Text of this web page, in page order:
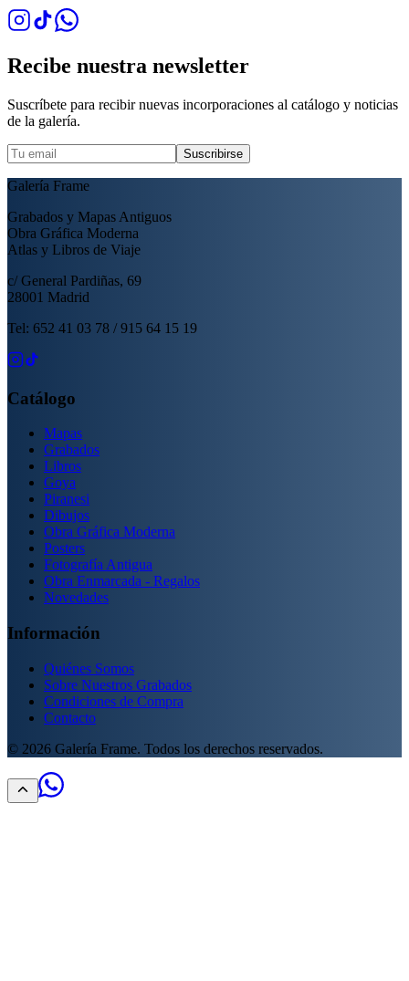
Recibe nuestra newsletter
Suscríbete para recibir nuevas incorporaciones al catálogo y noticias
de la galería.
Suscribirse
Galería Frame
Grabados y Mapas Antiguos
Obra Gráfica Moderna
Atlas y Libros de Viaje
c/ General Pardiñas, 69
28001 Madrid
Tel: 652 41 03 78 / 915 64 15 19
Catálogo
Mapas
Grabados
Libros
Goya
Piranesi
Dibujos
Obra Gráfica Moderna
Posters
Fotografía Antigua
Obra Enmarcada - Regalos
Novedades
Información
Quiénes Somos
Sobre Nuestros Grabados
Condiciones de Compra
Contacto
© 2026 Galería Frame. Todos los derechos reservados.